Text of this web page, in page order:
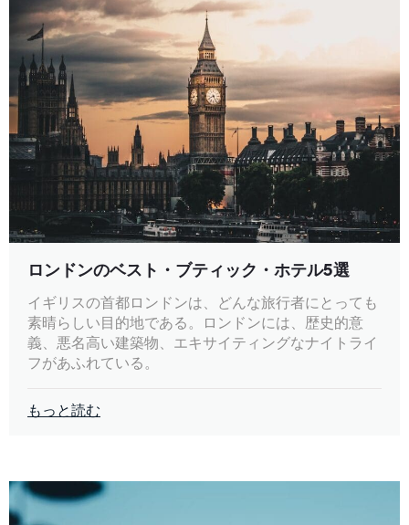
ロンドンのベスト・ブティック・ホテル5選
イギリスの首都ロンドンは、どんな旅行者にとっても
素晴らしい目的地である。ロンドンには、歴史的意
義、悪名高い建築物、エキサイティングなナイトライ
フがあふれている。
もっと読む